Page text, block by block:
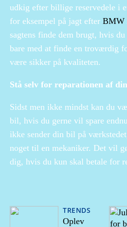
udkig efter billige reservedele i
for eksempel på jagt efter BMW
sagtens finde dem brugt, hvis
bare med at finde en troværdig
være sikker på kvaliteten.
Stå selv for reparationen af
Sidst men ikke mindst kan du
bil, hvis du gerne vil spare
ikke sender din bil på
noget til en mekaniker. Det vil
dig, hvis du kun skal betale for
TRENDS
Oplev